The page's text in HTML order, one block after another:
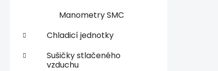
Manometry SMC
Chladicí jednotky
Sušičky stlačeného
vzduchu